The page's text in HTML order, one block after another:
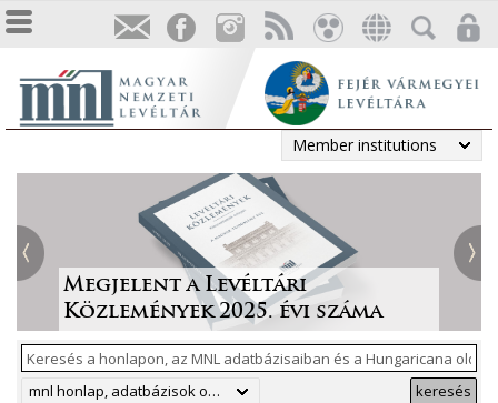
Member institutions
Irodalmi folyóiratok helyzete
1986-ban
Megjelent a Levéltári
Közlemények 2025. évi száma
„Lapidáris emlékek” a levéltári
anyagban
ArchívNet 2026/2.
Tájékoztatás a Pest vármegyei
állami anyakönyvi
másodpéldányok online
közzétételéről
mnl honlap, adatbázisok online, hungaricana keresés